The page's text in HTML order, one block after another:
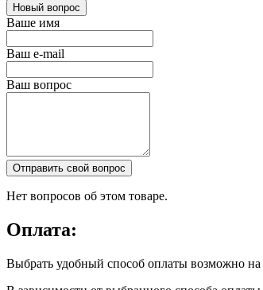
Новый вопрос
Ваше имя
Ваш e-mail
Ваш вопрос
Отправить свой вопрос
Нет вопросов об этом товаре.
Оплата:
Выбрать удобный способ оплаты возможно на